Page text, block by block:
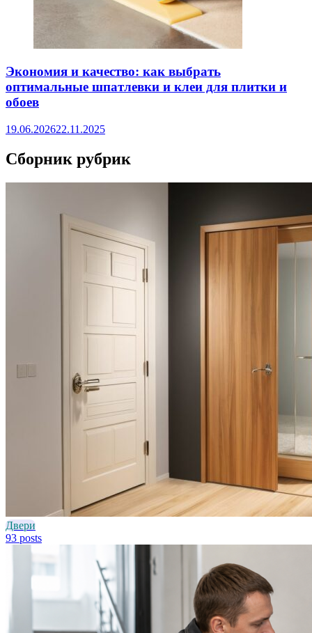
Экономия и качество: как выбрать
оптимальные шпатлевки и клеи для плитки и
обоев
19.06.202622.11.2025
Сборник рубрик
Двери
93 posts